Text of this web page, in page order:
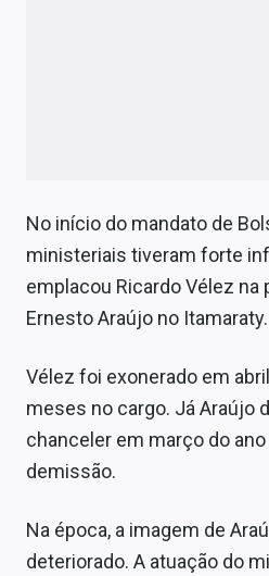
No início do mandato de
ministeriais tiveram forte
emplacou Ricardo Vélez na
Ernesto Araújo no Itamaraty.
Vélez foi exonerado em
meses no cargo. Já Araújo
chanceler em março do
demissão.
Na época, a imagem de
deteriorado. A atuação do